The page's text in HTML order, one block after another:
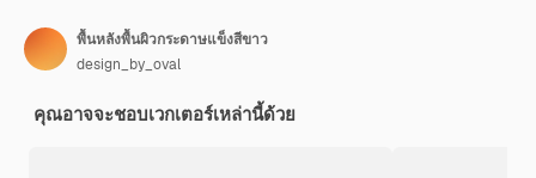
พื้นหลังพื้นผิวกระดาษแข็งสีขาว
design_by_oval
คุณอาจจะชอบเวกเตอร์เหล่านี้ด้วย